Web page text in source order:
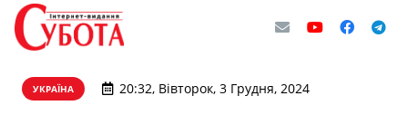
УКРАЇНА 20:32, Вівторок, 3 Грудня, 2024